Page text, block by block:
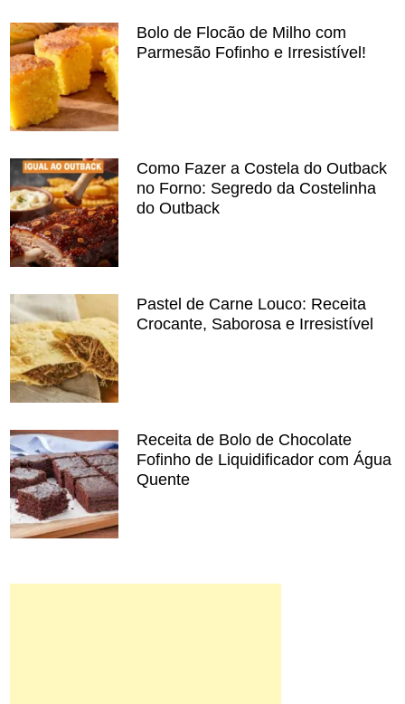
Bolo de Flocão de Milho com
Parmesão Fofinho e Irresistível!
Como Fazer a Costela do Outback
no Forno: Segredo da Costelinha
do Outback
Pastel de Carne Louco: Receita
Crocante, Saborosa e Irresistível
Receita de Bolo de Chocolate
Fofinho de Liquidificador com Água
Quente